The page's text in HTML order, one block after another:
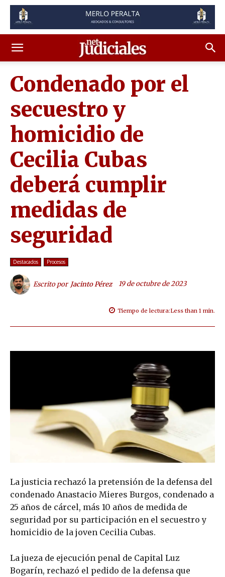
Condenado por el
secuestro y
homicidio de
Cecilia Cubas
deberá cumplir
medidas de
seguridad
Destacados Procesos
Escrito por Jacinto Pérez 19 de octubre de 2023
Tiempo de lectura:Less than 1 min.
La justicia rechazó la pretensión de la defensa del
condenado Anastacio Mieres Burgos, condenado a
25 años de cárcel, más 10 años de medida de
seguridad por su participación en el secuestro y
homicidio de la joven Cecilia Cubas.
La jueza de ejecución penal de Capital Luz
Bogarín, rechazó el pedido de la defensa que